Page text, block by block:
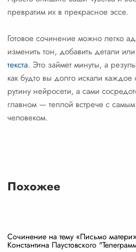
превратим их в прекрасное эссе.
Готовое сочинение можно легко
изменить тон, добавить детали
текста. Это займет минуты, а
как будто вы долго искали
рутину нейросети, а сами
главном — теплой встрече с
человеком.
Похожее
Сочинение на тему «Письмо
Константина Паустовского